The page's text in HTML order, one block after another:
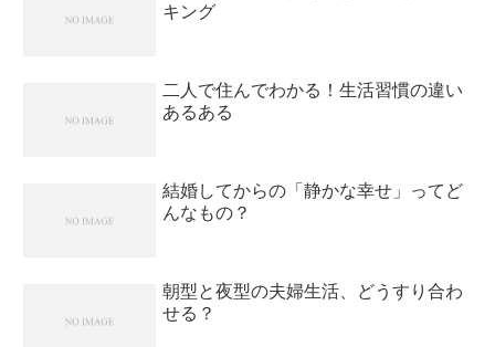
キング
二人で住んでわかる！生活習慣の違い
あるある
結婚してからの「静かな幸せ」ってど
んなもの？
朝型と夜型の夫婦生活、どうすり合わ
せる？